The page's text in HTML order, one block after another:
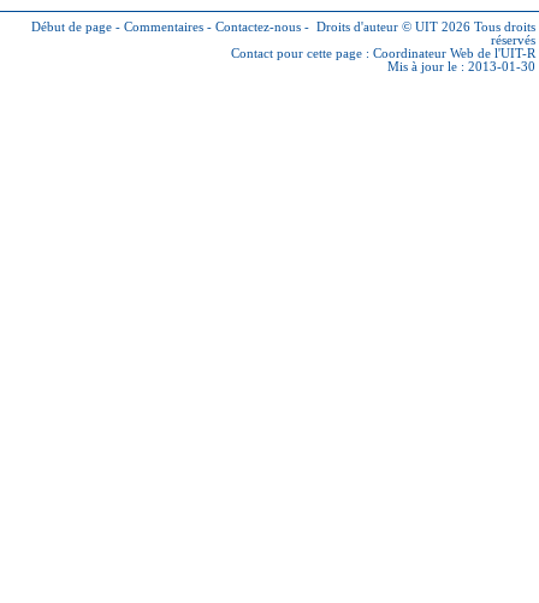
Début de page - Commentaires - Contactez-nous - Droits d'auteur © UIT 2026 Tous droits
réservés
Contact pour cette page : Coordinateur Web de l'UIT-R
Mis à jour le : 2013-01-30